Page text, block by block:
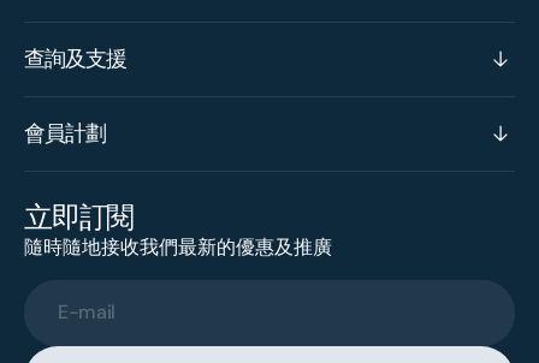
查詢及支援
會員計劃
立即訂閱
隨時隨地接收我們最新的優惠及推廣
E-mail